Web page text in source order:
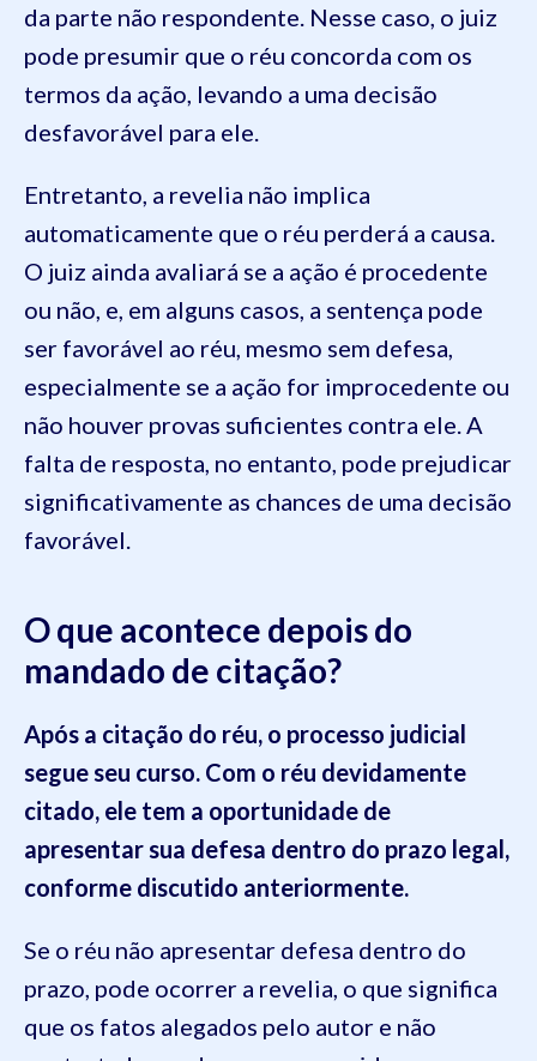
da parte não respondente. Nesse caso, o juiz
pode presumir que o réu concorda com os
termos da ação, levando a uma decisão
desfavorável para ele.
Entretanto, a revelia não implica
automaticamente que o réu perderá a causa.
O juiz ainda avaliará se a ação é procedente
ou não, e, em alguns casos, a sentença pode
ser favorável ao réu, mesmo sem defesa,
especialmente se a ação for improcedente ou
não houver provas suficientes contra ele. A
falta de resposta, no entanto, pode prejudicar
significativamente as chances de uma decisão
favorável.
O que acontece depois do
mandado de citação?
Após a citação do réu, o processo judicial
segue seu curso. Com o réu devidamente
citado, ele tem a oportunidade de
apresentar sua defesa dentro do prazo legal,
conforme discutido anteriormente.
Se o réu não apresentar defesa dentro do
prazo, pode ocorrer a revelia, o que significa
que os fatos alegados pelo autor e não